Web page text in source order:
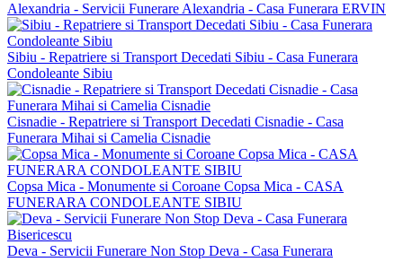
Alexandria - Servicii Funerare Alexandria - Casa Funerara ERVIN
Sibiu - Repatriere si Transport Decedati Sibiu - Casa Funerara
Condoleante Sibiu
Cisnadie - Repatriere si Transport Decedati Cisnadie - Casa
Funerara Mihai si Camelia Cisnadie
Copsa Mica - Monumente si Coroane Copsa Mica - CASA
FUNERARA CONDOLEANTE SIBIU
Deva - Servicii Funerare Non Stop Deva - Casa Funerara